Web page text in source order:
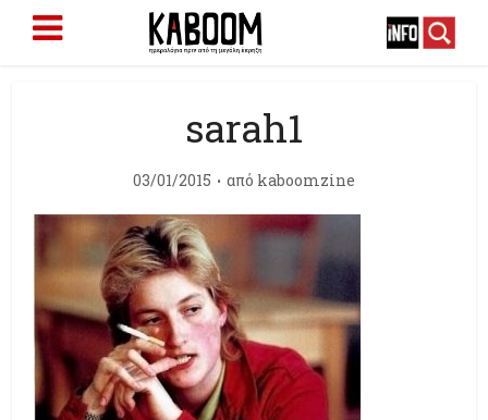
sarah1
03/01/2015 από kaboomzine